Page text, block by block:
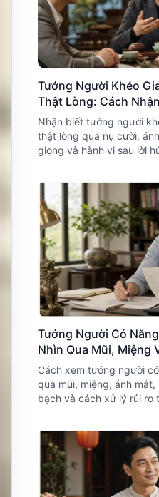
Tướng Người Khéo
Thật Lòng: Cách
Nhận biết tướng người
thật lòng qua nụ cười,
giọng và hành vi sau lời
Tướng Người Có
Nhìn Qua Mũi, Miệng
Cách xem tướng người
qua mũi, miệng, ánh
bạch và cách xử lý rủi ro